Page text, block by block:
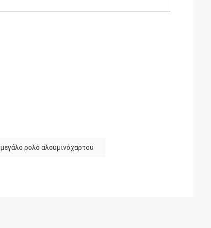
μεγάλο ρολό αλουμινόχαρτου